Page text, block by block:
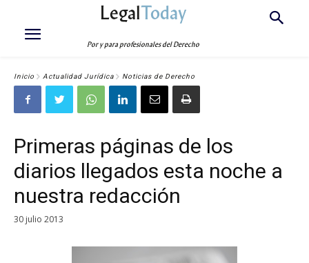
LegalToday
Por y para profesionales del Derecho
Inicio Actualidad Jurídica Noticias de Derecho
Primeras páginas de los
diarios llegados esta noche a
nuestra redacción
30 julio 2013